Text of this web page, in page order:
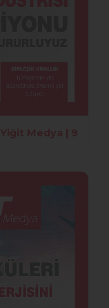
Yiğit Medya | 9